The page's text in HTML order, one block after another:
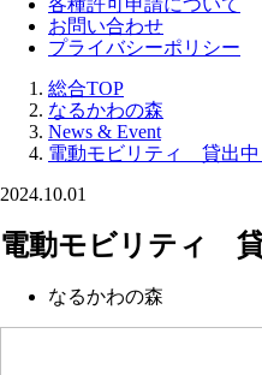
各種許可申請について
お問い合わせ
プライバシーポリシー
総合TOP
なるかわの森
News & Event
電動モビリティ 貸出中
2024.10.01
電動モビリティ 貸
なるかわの森